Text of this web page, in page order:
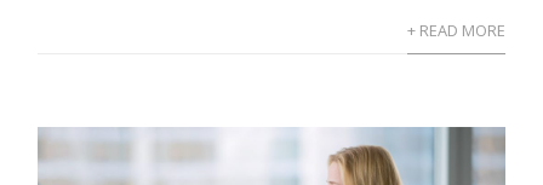
+ READ MORE